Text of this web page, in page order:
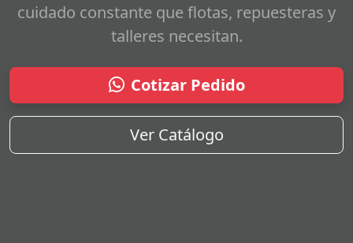
cuidado constante que flotas, repuesteras y
talleres necesitan.
Cotizar Pedido
Ver Catálogo